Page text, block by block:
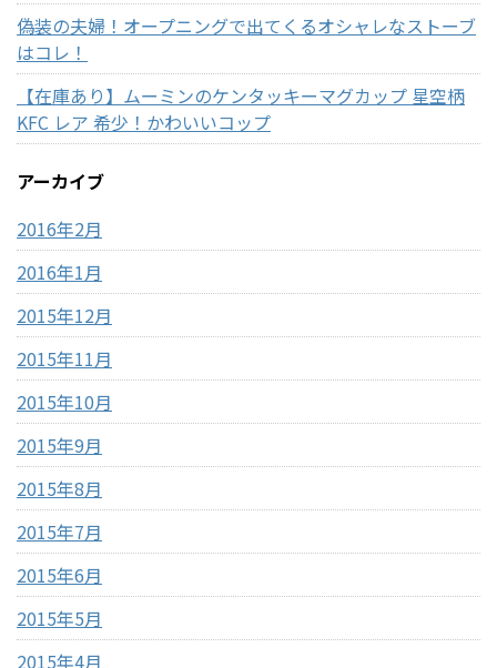
偽装の夫婦！オープニングで出てくるオシャレなストーブ
はコレ！
【在庫あり】ムーミンのケンタッキーマグカップ 星空柄
KFC レア 希少！かわいいコップ
アーカイブ
2016年2月
2016年1月
2015年12月
2015年11月
2015年10月
2015年9月
2015年8月
2015年7月
2015年6月
2015年5月
2015年4月